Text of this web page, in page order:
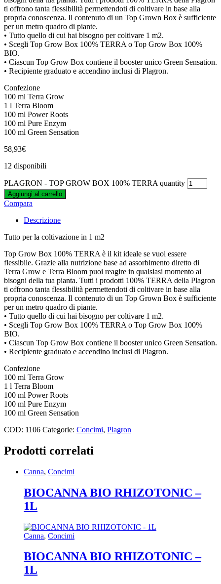
Tom’s Tumbler
Top Crop
Trikoma Seeds
Trimbag
Triminator
TrolMaster
Twister
Vision Seeds
Vossloh-schwabe
White Label
Wilma
World of Seeds
ti offrono tanta flessibilità permettendoti di coltivare in base alla
propria conoscenza. Il contenuto di un Top Grown Box è sufficiente
per un metro quadro di piante.
• Tutto quello di cui hai bisogno per coltivare 1 m2.
• Scegli Top Grow Box 100% TERRA o Top Grow Box 100%
BIO.
• Ciascun Top Grow Box contiene il booster unico Green Sensation.
• Recipiente graduato e accendino inclusi di Plagron.
Confezione
100 ml Terra Grow
1 l Terra Bloom
100 ml Power Roots
100 ml Pure Enzym
100 ml Green Sensation
58,93€
12 disponibili
PLAGRON - TOP GROW BOX 100% TERRA quantity
Aggiungi al carrello
Compara
Descrizione
Tutto per la coltivazione in 1 m2
Top Grow Box 100% TERRA è il kit ideale se vuoi essere
flessibile. Grazie alla nutrizione base ad assorbimento diretto di
Terra Grow e Terra Bloom puoi reagire in qualsiasi momento ai
bisogni della tua pianta. Tutti i prodotti 100% TERRA della Plagron
ti offrono tanta flessibilità permettendoti di coltivare in base alla
propria conoscenza. Il contenuto di un Top Grown Box è sufficiente
per un metro quadro di piante.
• Tutto quello di cui hai bisogno per coltivare 1 m2.
• Scegli Top Grow Box 100% TERRA o Top Grow Box 100%
BIO.
• Ciascun Top Grow Box contiene il booster unico Green Sensation.
• Recipiente graduato e accendino inclusi di Plagron.
Confezione
100 ml Terra Grow
1 l Terra Bloom
100 ml Power Roots
100 ml Pure Enzym
100 ml Green Sensation
COD: 1106 Categorie: Concimi, Plagron
Prodotti correlati
Canna, Concimi
BIOCANNA BIO RHIZOTONIC –
1L
Canna, Concimi
BIOCANNA BIO RHIZOTONIC –
1L